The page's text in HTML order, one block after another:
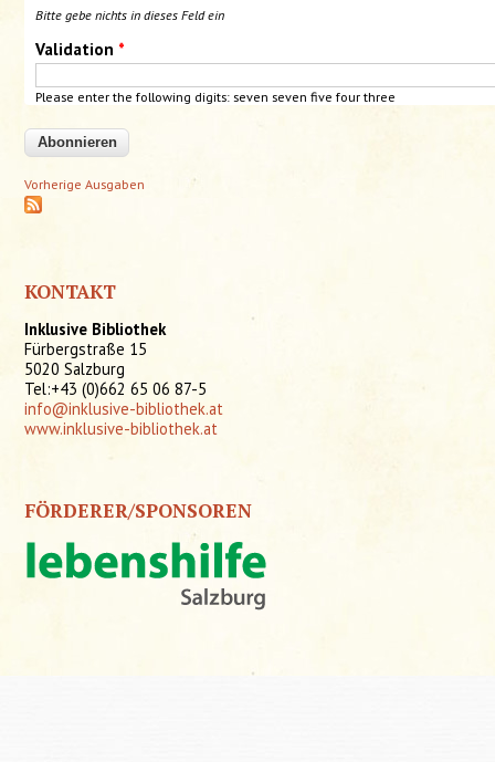
Bitte gebe nichts in dieses Feld ein
Validation *
Please enter the following digits: seven seven five four three
Vorherige Ausgaben
KONTAKT
Inklusive Bibliothek
Fürbergstraße 15
5020 Salzburg
Tel:+43 (0)662 65 06 87-5
info@inklusive-bibliothek.at
www.inklusive-bibliothek.at
FÖRDERER/SPONSOREN